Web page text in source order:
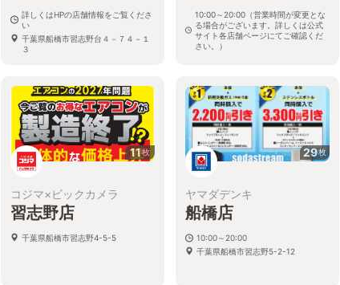
詳しくはHPの店舗情報をご覧くださ
い
千葉県船橋市習志野台４－７４－１
３
10:00～20:00（営業時間が変更とな
る場合がございます。詳しくは公式
サイト各店舗ページにてご確認くだ
さい。）
11枚
コジマ×ビックカメラ
習志野店
千葉県船橋市習志野4-5-5
29枚
ヤマダデンキ
船橋店
10:00～20:00
千葉県船橋市習志野5-2-12